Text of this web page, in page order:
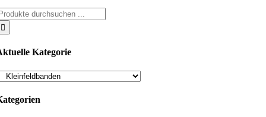
Kategorie